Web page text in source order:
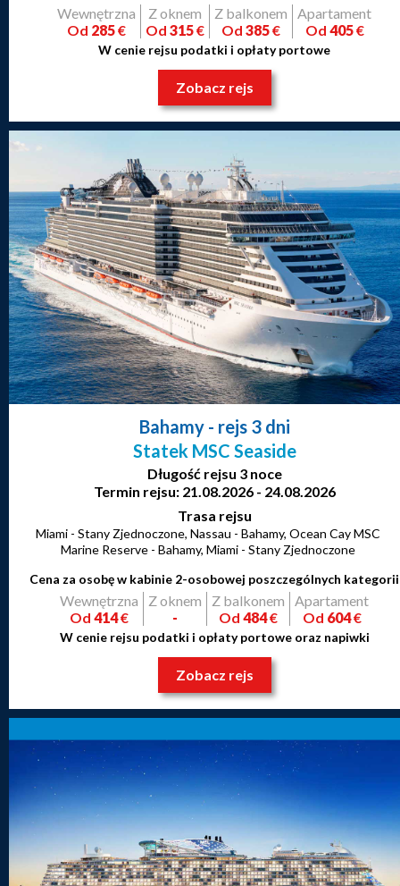
Wewnętrzna
Od 285€
Z oknem
Od 315€
Z balkonem
Od 385€
Apartament
Od 405€
W cenie rejsu podatki i opłaty portowe
Zobacz rejs
Bahamy- rejs 3 dni
Statek MSC Seaside
Długość rejsu 3 noce
Termin rejsu: 21.08.2026 - 24.08.2026
Trasa rejsu
Miami - Stany Zjednoczone, Nassau - Bahamy, Ocean Cay MSC
Marine Reserve - Bahamy, Miami - Stany Zjednoczone
Cena za osobę w kabinie 2-osobowej poszczególnych kategorii
Wewnętrzna
Od 414€
Z oknem
-
Z balkonem
Od 484€
Apartament
Od 604€
W cenie rejsu podatki i opłaty portowe oraz napiwki
Zobacz rejs